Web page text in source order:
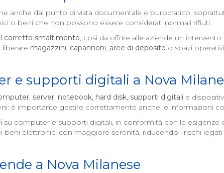
anche dal punto di vista documentale e burocratico,
o beni che non possono essere considerati normali rifiuti.
corretto smaltimento, così da offrire alle aziende un
magazzini, capannoni, aree di deposito o spazi
e supporti digitali a Nova
, server, notebook, hard disk, supporti digitali e
è importante gestire correttamente anche le informazioni
su computer e supporti digitali, in conformità con le esigenze
elettronici con maggiore serenità, riducendo i rischi legati
a Nova Milanese